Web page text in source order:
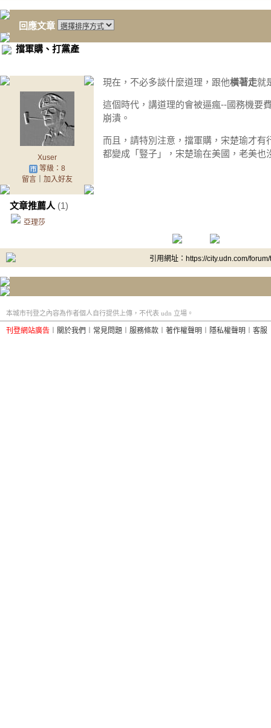
回應文章
擋軍購、打黨產
Xuser
等級：8
留言｜ 加入好友
文章推薦人 (1)
亞理莎
現在，不必多談什麼道理，跟他橫著走就
這個時代，講道理的會被逼瘋--國務機要
崩潰。
而且，請特別注意，擋軍購，宋楚瑜才
都變成「豎子」，宋楚瑜在美國，老美也
引用網址：https://city.udn.com/
本城市刊登之內容為作者個人自行提供上傳，不代表 udn 立場。
刊登網站廣告 關於我們 常見問題 服務條款 著作權聲明 隱私權聲明 客服